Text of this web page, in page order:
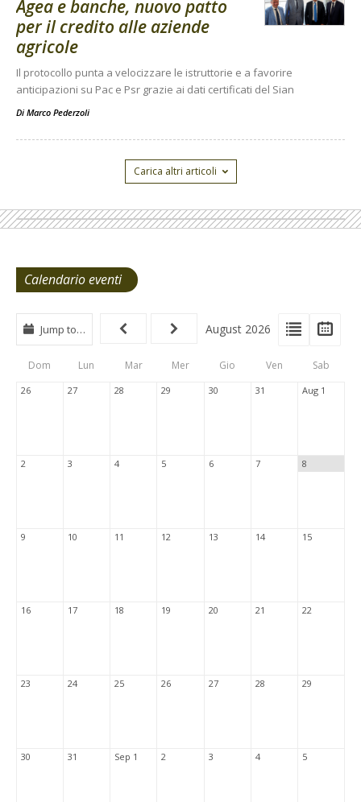
Agea e banche, nuovo patto
per il credito alle aziende
agricole
Il protocollo punta a velocizzare le istruttorie e a favorire
anticipazioni su Pac e Psr grazie ai dati certificati del Sian
Di Marco Pederzoli
Carica altri articoli
Calendario eventi
View
Type
Tabs
View
List
Jump to… August 2026
Dom Lun Mar Mer Gio Ven Sab
26 27 28 29 30 31 Aug 1
2 3 4 5 6 7 8
9 10 11 12 13 14 15
16 17 18 19 20 21 22
23 24 25 26 27 28 29
30 31 Sep 1 2 3 4 5